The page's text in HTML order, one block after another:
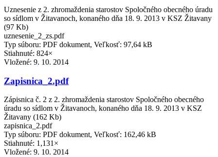
Uznesenie z 2. zhromaždenia starostov Spoločného obecného úradu
so sídlom v Žitavanoch, konaného dňa 18. 9. 2013 v KSZ Žitavany
(97 Kb)
uznesenie_2_zs.pdf
Typ súboru: PDF dokument, Veľkosť: 97,64 kB
Stiahnuté: 824×
Vložené: 9. 10. 2014
Zapisnica_2.pdf
Zápisnica č. 2 z 2. zhromaždenia starostov Spoločného obecného
úradu so sídlom v Žitavanoch, konaného dňa 18. 9. 2013 v KSZ
Žitavany (162 Kb)
zapisnica_2.pdf
Typ súboru: PDF dokument, Veľkosť: 162,46 kB
Stiahnuté: 1,131×
Vložené: 9. 10. 2014